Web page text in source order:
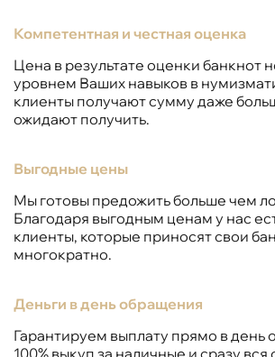
Компетентная и честная оценка
Цена в результате оценки банкнот
уровнем Ваших навыков в
клиенты получают сумму даже
ожидают получить.
Выгодные цены
Мы готовы предожить больше чем
Благодаря выгодным ценам у нас
клиенты, которые приносят свои
многократно.
Деньги в день обращения
Гарантируем выплату прямо в день
100% выкуп за наличные и сразу вся